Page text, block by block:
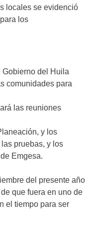
locales se evidenció
los
Gobierno del Huila
comunidades para
las reuniones
y los
pruebas, y los
Emgesa.
del presente año
que fuera en uno de
el tiempo para ser